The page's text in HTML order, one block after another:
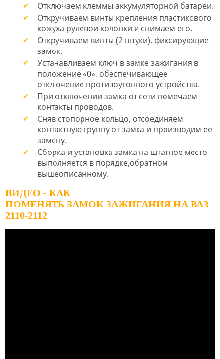
Отключаем клеммы аккумуляторной батареи.
Откручиваем винты крепления пластикового
кожуха рулевой колонки и снимаем его.
Откручиваем винты (2 штуки), фиксирующие
замок.
Устанавливаем ключ в замке зажигания в
положение «0», обеспечивающее
отключение противоугонного устройства.
При отключении замка от сети помечаем
контакты проводов.
Сняв стопорное кольцо, отсоединяем
контактную группу от замка и производим ее
замену.
Сборка и установка замка на штатное место
выполняется в порядке,обратном
вышеописанному.
ВИДЕО - КАК
ПОМЕНЯТЬ ЗАМОК ЗАЖИГАНИЯ НА ВАЗ
2110-2112